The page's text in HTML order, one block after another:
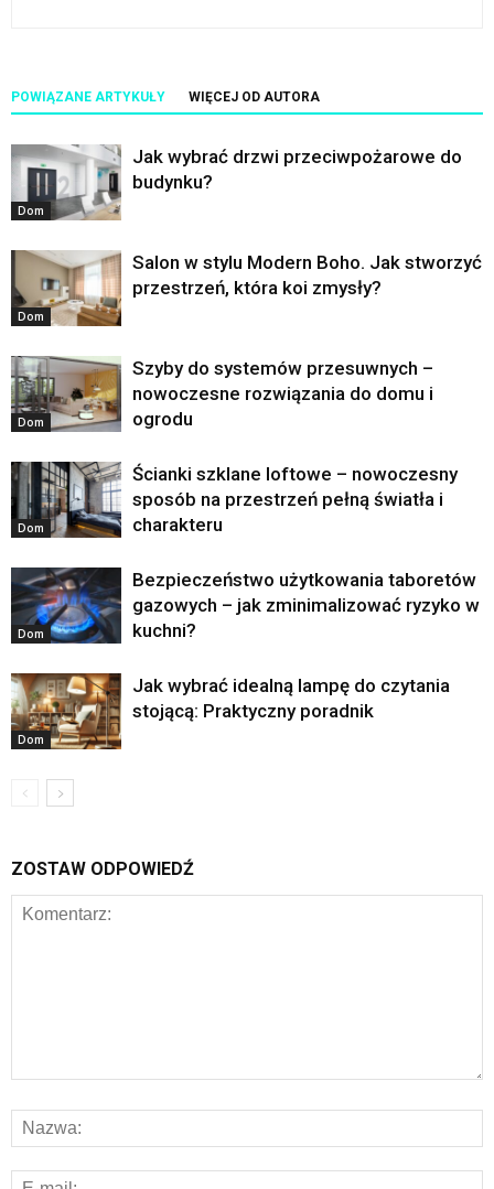
POWIĄZANE ARTYKUŁY WIĘCEJ OD AUTORA
Dom
Jak wybrać drzwi przeciwpożarowe do
budynku?
Dom
Salon w stylu Modern Boho. Jak stworzyć
przestrzeń, która koi zmysły?
Dom
Szyby do systemów przesuwnych –
nowoczesne rozwiązania do domu i
ogrodu
Dom
Ścianki szklane loftowe – nowoczesny
sposób na przestrzeń pełną światła i
charakteru
Dom
Bezpieczeństwo użytkowania taboretów
gazowych – jak zminimalizować ryzyko w
kuchni?
Dom
Jak wybrać idealną lampę do czytania
stojącą: Praktyczny poradnik
ZOSTAW ODPOWIEDŹ